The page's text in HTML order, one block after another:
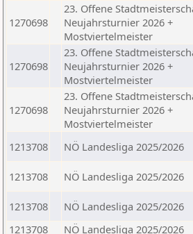
1270698
23. Offene
Neujahrsturnier 2026 +
Mostviertelmeister
1270698
23. Offene
Neujahrsturnier 2026 +
Mostviertelmeister
1270698
23. Offene
Neujahrsturnier 2026 +
Mostviertelmeister
1213708 NÖ Landesliga 2025/2026
1213708 NÖ Landesliga 2025/2026
1213708 NÖ Landesliga 2025/2026
1213708
NÖ Landesliga 2025/2026